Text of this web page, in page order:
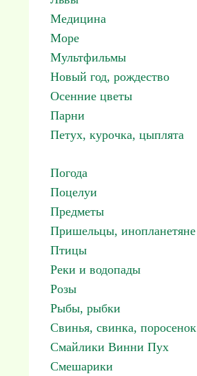
Медицина
Море
Мультфильмы
Новый год, рождество
Осенние цветы
Парни
Петух, курочка, цыплята
Погода
Поцелуи
Предметы
Пришельцы, инопланетяне
Птицы
Реки и водопады
Розы
Рыбы, рыбки
Свинья, свинка, поросенок
Смайлики Винни Пух
Смешарики